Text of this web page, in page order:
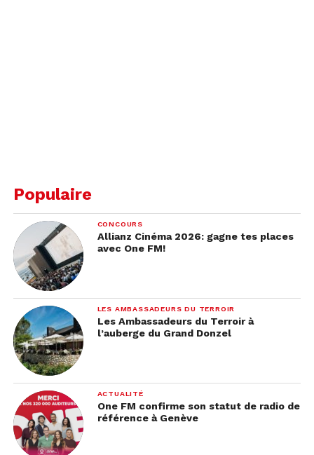
Populaire
CONCOURS
Allianz Cinéma 2026: gagne tes places
avec One FM!
LES AMBASSADEURS DU TERROIR
Les Ambassadeurs du Terroir à
l’auberge du Grand Donzel
ACTUALITÉ
One FM confirme son statut de radio de
référence à Genève